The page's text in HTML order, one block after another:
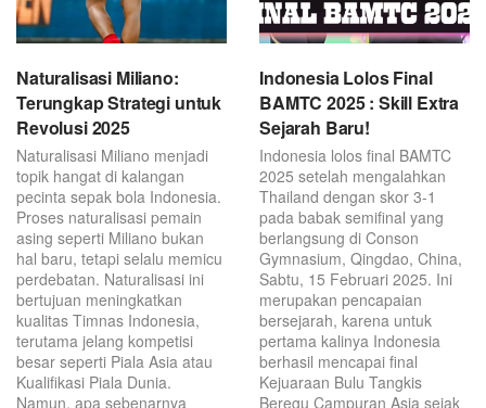
Naturalisasi Miliano:
Terungkap Strategi untuk
Revolusi 2025
Naturalisasi Miliano menjadi
topik hangat di kalangan
pecinta sepak bola Indonesia.
Proses naturalisasi pemain
asing seperti Miliano bukan
hal baru, tetapi selalu memicu
perdebatan. Naturalisasi ini
bertujuan meningkatkan
kualitas Timnas Indonesia,
terutama jelang kompetisi
besar seperti Piala Asia atau
Kualifikasi Piala Dunia.
Namun, apa sebenarnya
Indonesia Lolos Final
BAMTC 2025 : Skill Extra
Sejarah Baru!
Indonesia lolos final BAMTC
2025 setelah mengalahkan
Thailand dengan skor 3-1
pada babak semifinal yang
berlangsung di Conson
Gymnasium, Qingdao, China,
Sabtu, 15 Februari 2025. Ini
merupakan pencapaian
bersejarah, karena untuk
pertama kalinya Indonesia
berhasil mencapai final
Kejuaraan Bulu Tangkis
Beregu Campuran Asia sejak